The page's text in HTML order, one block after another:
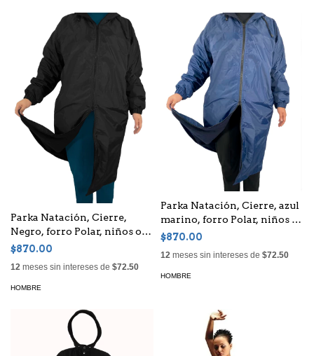
Parka Natación, Cierre,
Negro, forro Polar, niños o
adultos, Unisex
$870.00
12 meses sin intereses de $72.50
HOMBRE
Parka Natación, Cierre, azul
marino, forro Polar, niños o
adultos, Unisex
$870.00
12 meses sin intereses de $72.50
HOMBRE